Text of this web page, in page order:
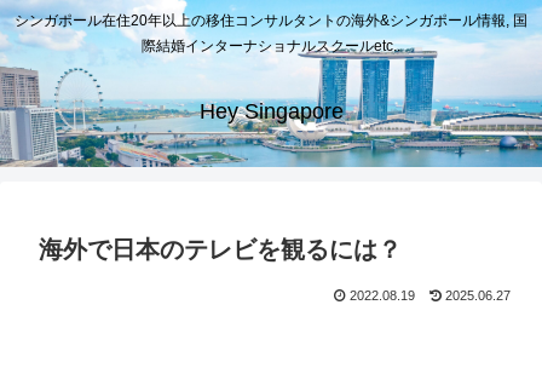
シンガポール在住20年以上の移住コンサルタントの海外&シンガポール情報, 国
際結婚インターナショナルスクールetc..
Hey Singapore
海外で日本のテレビを観るには？
2022.08.19 2025.06.27